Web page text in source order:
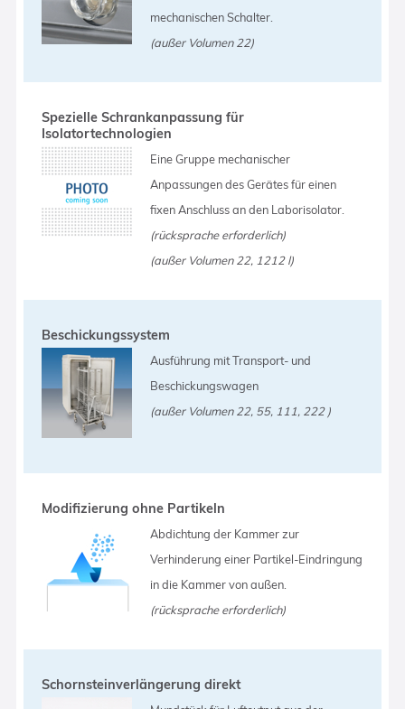
mechanischen Schalter.
(außer Volumen 22)
Spezielle Schrankanpassung für
Isolatortechnologien
Eine Gruppe mechanischer
Anpassungen des Gerätes für einen
fixen Anschluss an den Laborisolator.
(rücksprache erforderlich)
(außer Volumen 22, 1212 l)
Beschickungssystem
Ausführung mit Transport- und
Beschickungswagen
(außer Volumen 22, 55, 111, 222 )
Modifizierung ohne Partikeln
Abdichtung der Kammer zur
Verhinderung einer Partikel-Eindringung
in die Kammer von außen.
(rücksprache erforderlich)
Schornsteinverlängerung direkt